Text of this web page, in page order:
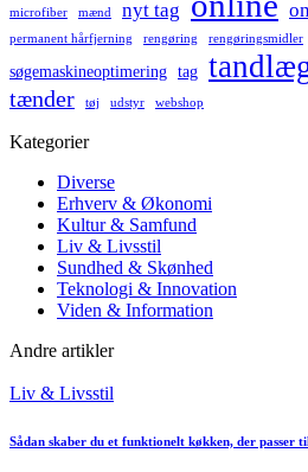
microfiber mænd nyt tag
permanent hårfjerning rengøring rengøringsmidler
søgemaskineoptimering tag
tænder tøj udstyr webshop
Kategorier
Diverse
Erhverv & Økonomi
Kultur & Samfund
Liv & Livsstil
Sundhed & Skønhed
Teknologi & Innovation
Viden & Information
Andre artikler
Posted
Liv & Livsstil
Sådan skaber du et funktionelt køkken, der passer